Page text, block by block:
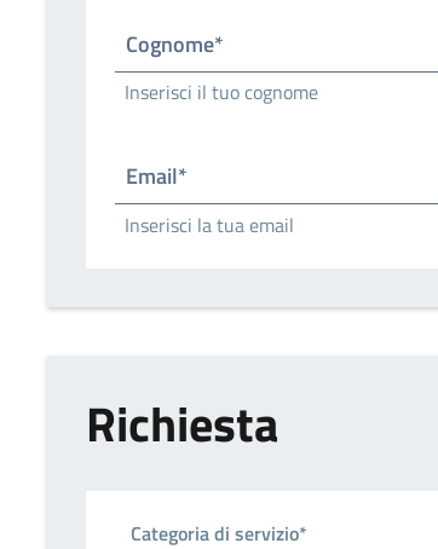
Cognome*
Inserisci il tuo cognome
Email*
Inserisci la tua email
Richiesta
Categoria di servizio*